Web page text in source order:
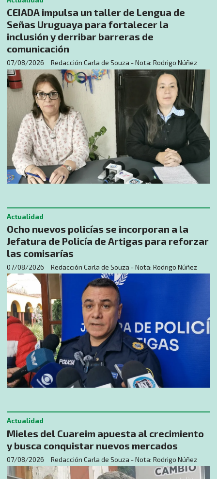
CEIADA impulsa un taller de Lengua de
Señas Uruguaya para fortalecer la
inclusión y derribar barreras de
comunicación
Redacción Carla de Souza - Nota: Rodrigo Núñez
07/08/2026
Ocho nuevos policías se incorporan a la
Jefatura de Policía de Artigas para reforzar
las comisarías
Redacción Carla de Souza - Nota: Rodrigo Núñez
Actualidad
07/08/2026
Mieles del Cuareim apuesta al crecimiento
y busca conquistar nuevos mercados
Redacción Carla de Souza - Nota: Rodrigo Núñez
Actualidad
07/08/2026